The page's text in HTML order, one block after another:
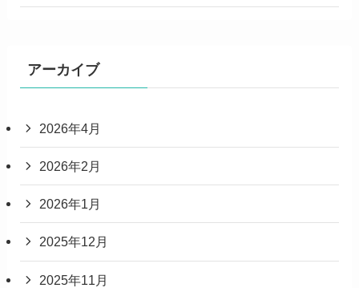
アーカイブ
2026年4月
2026年2月
2026年1月
2025年12月
2025年11月